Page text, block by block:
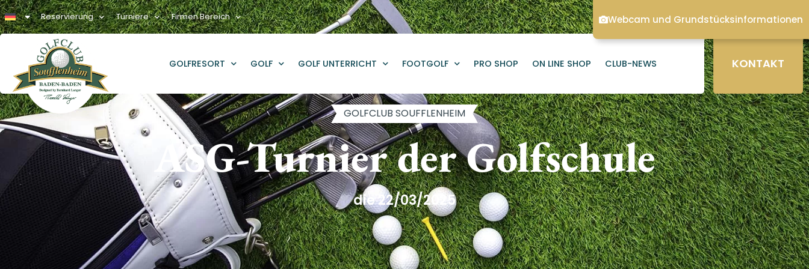
Reservierung Turniere Firmen Bereich
GOLFRESORT GOLF GOLF UNTERRICHT FOOTGOLF PRO SHOP ON LINE SHOP CLUB-NEWS KONTAKT
GOLFCLUB SOUFFLENHEIM
ASG-Turnier der Golfschule
die 22/03/2025
Webcam und Grundstücksinformationen